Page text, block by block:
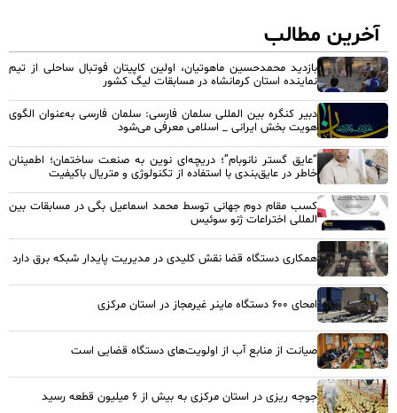
آخرین مطالب
بازدید محمدحسین ماهوتیان، اولین کاپیتان فوتبال ساحلی از تیم
نماینده استان کرمانشاه در مسابقات لیگ کشور
دبیر کنگره بین المللی سلمان فارسی: سلمان فارسی به‌عنوان الگوی
هویت بخش ایرانی _ اسلامی معرفی می‌شود
“عایق گستر نانوبام”؛ دریچه‌ای نوین به صنعت ساختمان؛ اطمینان
خاطر در عایق‌بندی با استفاده از تکنولوژی و متریال باکیفیت
کسب مقام دوم جهانی توسط محمد اسماعیل بگی در مسابقات بین
المللی اختراعات ژنو سوئیس
همکاری دستگاه قضا نقش کلیدی در مدیریت پایدار شبکه برق دارد
امحای ۶۰۰ دستگاه ماینر غیرمجاز در استان مرکزی
صیانت از منابع آب از اولویت‌های دستگاه قضایی است
جوجه ریزی در استان مرکزی به بیش از ۶ میلیون قطعه رسید